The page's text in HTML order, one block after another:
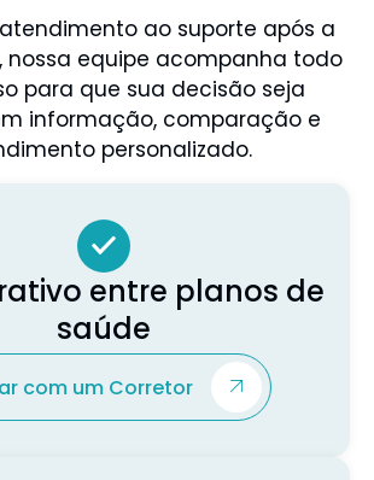
ao suporte após a
equipe acompanha todo
para que sua decisão seja
informação, comparação e
personalizado.
entre planos de
saúde
com um Corretor